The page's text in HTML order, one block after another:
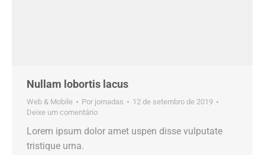
Nullam lobortis lacus
Web & Mobile Por jornadas
12 de setembro de 2019
Deixe um comentário
Lorem ipsum dolor amet uspen disse vulputate
tristique urna.